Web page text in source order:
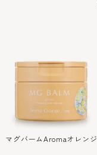
マグバームAromaオレンジ